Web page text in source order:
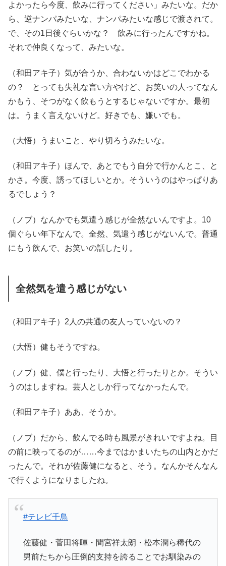
よかったら今度、飲みに行ってください」みたいな。だか
ら、逆ナンパみたいな、ナンパみたいな感じで渡されて。
で、その1日後ぐらいかな？ 飲みに行ったんですかね。
それで仲良くなって、みたいな。
（和田アキ子）気が合うか、合わないかはどこでわかる
の？ とっても失礼な言い方やけど、お笑いの人ってなん
かもう、そつがなく飲もうとするじゃないですか。最初
は。うまく言えないけど。好きでも、嫌いでも。
（大悟）うまいこと、やり切ろうみたいな。
（和田アキ子）ほんで、あとでもう自分で行かんとこ、と
かさ。今度、誘ってほしいとか。そういうのはやっぱりあ
るでしょう？
（ノブ）なんかでも気遣う感じが全然ないんですよ。10
個ぐらい年下なんで。全然、気遣う感じがないんで。普通
にもう飲んで、お笑いの話したり。
全然気を遣う感じがない
（和田アキ子）2人の共通の友人っていないの？
（大悟）健もそうですね。
（ノブ）健、僕と行ったり、大悟と行ったりとか。そうい
うのはしますね。芸人としか行ってなかったんで。
（和田アキ子）ああ、そうか。
（ノブ）だから、飲んでる時も風景がきれいですよね。目
の前に映ってるのが……今まではかまいたちの山内とかだ
ったんで。それが佐藤健になると、そう。なんかそんなん
で行くようになりましたね。
#テレビ千鳥
佐藤健・菅田将暉・間宮祥太朗・松本潤ら稀代の
男前たちから圧倒的支持を誇ることでお馴染みの